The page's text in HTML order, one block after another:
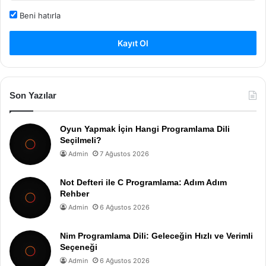
Beni hatırla
Kayıt Ol
Son Yazılar
Oyun Yapmak İçin Hangi Programlama Dili
Seçilmeli?
Admin 7 Ağustos 2026
Not Defteri ile C Programlama: Adım Adım
Rehber
Admin 6 Ağustos 2026
Nim Programlama Dili: Geleceğin Hızlı ve Verimli
Seçeneği
Admin 6 Ağustos 2026